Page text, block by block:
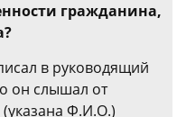
гражданина,
в руководящий
он слышал от
(указана Ф.И.О.)